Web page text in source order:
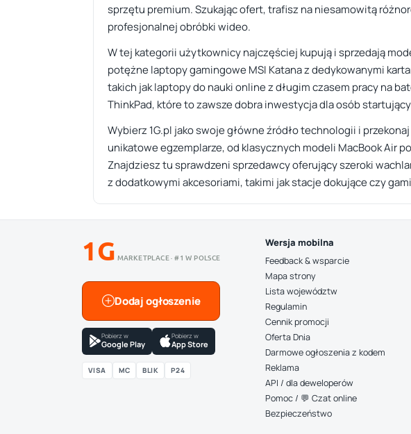
sprzętu premium. Szukając ofert, trafisz na niesamowitą
profesjonalnej obróbki wideo.
W tej kategorii użytkownicy najczęściej kupują i sprzedają
potężne laptopy gamingowe MSI Katana z dedykowanymi
takich jak laptopy do nauki online z długim czasem pracy na
ThinkPad, które to zawsze dobra inwestycja dla osób
Wybierz 1G.pl jako swoje główne źródło technologii i
unikatowe egzemplarze, od klasycznych modeli MacBook Air
Znajdziesz tu sprawdzeni sprzedawcy oferujący szeroki
z dodatkowymi akcesoriami, takimi jak stacje dokujące czy
1G MARKETPLACE · #1 W POLSCE
Dodaj ogłoszenie
Pobierz w
Google Play
Pobierz w
App Store
VISA MC BLIK P24
Wersja mobilna
Feedback & wsparcie
Mapa strony
Lista województw
Regulamin
Cennik promocji
Oferta Dnia
Darmowe ogłoszenia z kodem
Reklama
API / dla deweloperów
Pomoc / 💬 Czat online
Bezpieczeństwo